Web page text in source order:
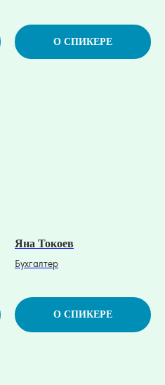
О СПИКЕРЕ
Яна Токоев
Бухгалтер
О СПИКЕРЕ